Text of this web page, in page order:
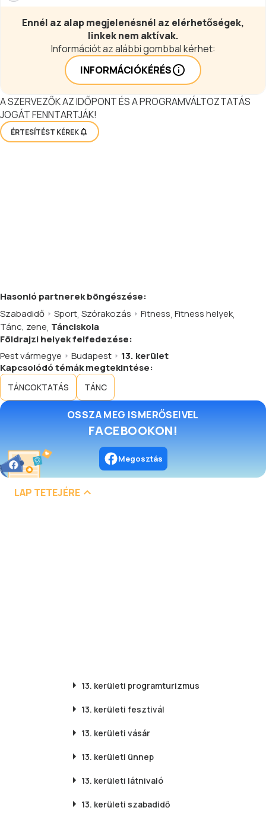
Ennél az alap megjelenésnél az elérhetőségek,
linkek nem aktívak.
Információt az alábbi gombbal kérhet:
INFORMÁCIÓKÉRÉS
A SZERVEZŐK AZ IDŐPONT ÉS A PROGRAMVÁLTOZTATÁS
JOGÁT FENNTARTJÁK!
ÉRTESÍTÉST KÉREK
Hasonló partnerekböngészése:
Szabadidő
Sport, Szórakozás Fitness, Fitness helyek,
Tánc, zene, Tánciskola
Földrajzi helyek felfedezése:
Pest vármegye
Budapest
13. kerület
Kapcsolódó témák megtekintése:
TÁNCOKTATÁS TÁNC
OSSZA MEG ISMERŐSEIVEL
FACEBOOKON!
Megosztás
LAP TETEJÉRE
13. kerületi programturizmus
13. kerületi fesztivál
13. kerületi vásár
13. kerületi ünnep
13. kerületi látnivaló
13. kerületi szabadidő